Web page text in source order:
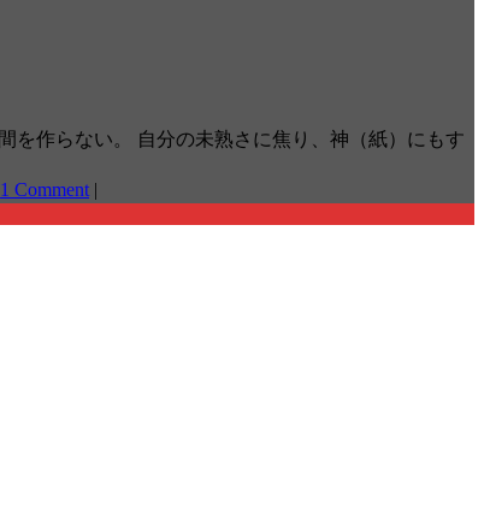
を作らない。 自分の未熟さに焦り、神（紙）にもす
1 Comment |